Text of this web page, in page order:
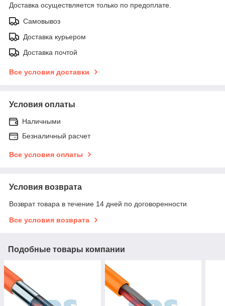
Доставка осуществляется только по предоплате.
Самовывоз
Доставка курьером
Доставка почтой
Все условия доставки
Условия оплаты
Наличными
Безналичный расчет
Все условия оплаты
Условия возврата
Возврат товара в течение 14 дней по договоренности
Все условия возврата
Подобные товары компании